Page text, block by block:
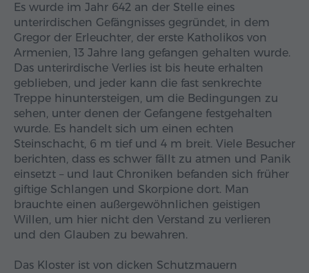
Es wurde im Jahr 642 an der Stelle eines
unterirdischen Gefängnisses gegründet, in dem
Gregor der Erleuchter, der erste Katholikos von
Armenien, 13 Jahre lang gefangen gehalten wurde.
Das unterirdische Verlies ist bis heute erhalten
geblieben, und jeder kann die fast senkrechte
Treppe hinuntersteigen, um die Bedingungen zu
sehen, unter denen der Gefangene festgehalten
wurde. Es handelt sich um einen echten
Steinschacht, 6 m tief und 4 m breit. Viele Besucher
berichten, dass es schwer fällt zu atmen und Panik
einsetzt – und laut Chroniken befanden sich früher
giftige Schlangen und Skorpione dort. Man
brauchte einen außergewöhnlichen geistigen
Willen, um hier nicht den Verstand zu verlieren
und den Glauben zu bewahren.
Das Kloster ist von dicken Schutzmauern